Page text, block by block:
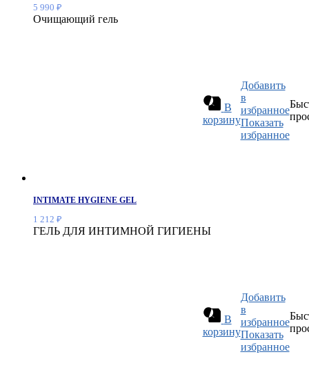
5 990 ₽
Очищающий гель
В
корзину
Добавить
в
избранное
Показать
избранное
INTIMATE HYGIENE GEL
1 212 ₽
ГЕЛЬ ДЛЯ ИНТИМНОЙ ГИГИЕНЫ
В
корзину
Добавить
в
избранное
Показать
избранное